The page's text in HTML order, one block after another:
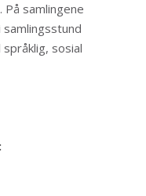
På samlingene
sosial